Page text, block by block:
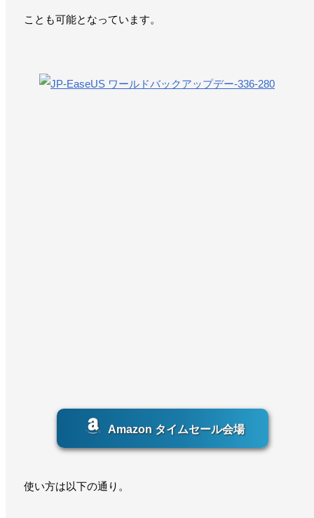
ことも可能となっています。
Amazon タイムセール会場
使い方は以下の通り。